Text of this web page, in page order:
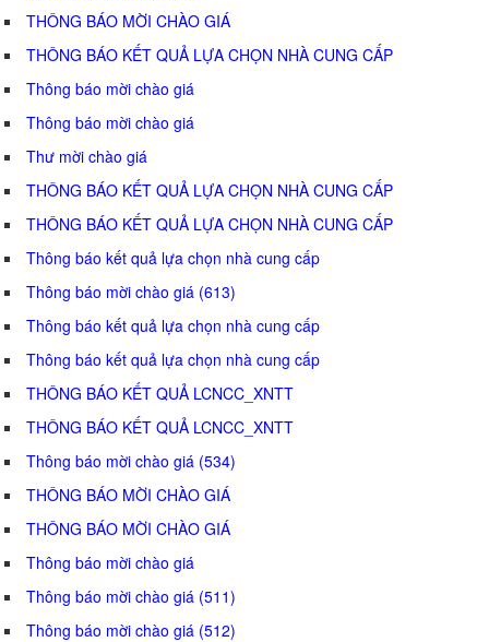
THÔNG BÁO MỜI CHÀO GIÁ
THÔNG BÁO KẾT QUẢ LỰA CHỌN NHÀ CUNG CẤP
Thông báo mời chào giá
Thông báo mời chào giá
Thư mời chào giá
THÔNG BÁO KẾT QUẢ LỰA CHỌN NHÀ CUNG CẤP
THÔNG BÁO KẾT QUẢ LỰA CHỌN NHÀ CUNG CẤP
Thông báo kết quả lựa chọn nhà cung cấp
Thông báo mời chào giá (613)
Thông báo kết quả lựa chọn nhà cung cấp
Thông báo kết quả lựa chọn nhà cung cấp
THÔNG BÁO KẾT QUẢ LCNCC_XNTT
THÔNG BÁO KẾT QUẢ LCNCC_XNTT
Thông báo mời chào giá (534)
THÔNG BÁO MỜI CHÀO GIÁ
THÔNG BÁO MỜI CHÀO GIÁ
Thông báo mời chào giá
Thông báo mời chào giá (511)
Thông báo mời chào giá (512)